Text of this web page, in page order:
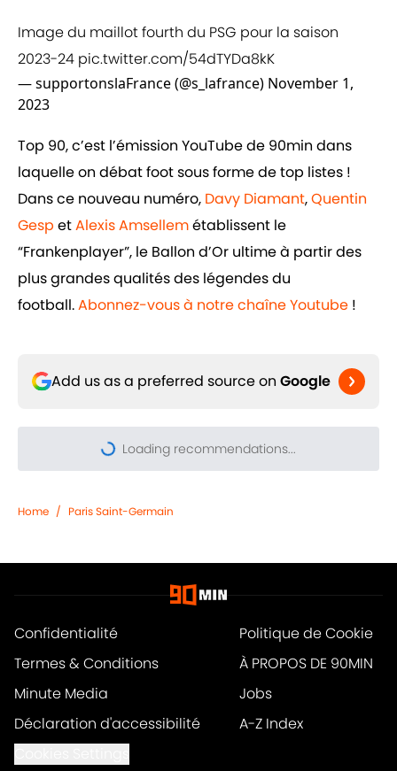
Image du maillot fourth du PSG pour la saison
2023-24 pic.twitter.com/54dTYDa8kK
— supportonslaFrance (@s_lafrance) November 1,
2023
Top 90, c’est l’émission YouTube de 90min dans
laquelle on débat foot sous forme de top listes !
Dans ce nouveau numéro, Davy Diamant,Quentin
Gesp etAlexis Amsellemétablissent le
“Frankenplayer”, le Ballon d’Or ultime à partir des
plus grandes qualités des légendes du
football.Abonnez-vous à notre chaîne Youtube !
Add us as a preferred source on Google
Loading recommendations...
Please wait while we load
Home / Paris Saint-Germain
Confidentialité
Politique de Cookie
Termes & Conditions
À PROPOS DE 90MIN
Minute Media
Jobs
Déclaration d'accessibilité
A-Z Index